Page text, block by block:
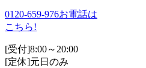
0120-659-976お電話は
こちら!
[受付]8:00～20:00
[定休]元日のみ